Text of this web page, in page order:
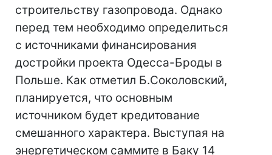
строительству газопровода. Однако
перед тем необходимо определиться
с источниками финансирования
достройки проекта Одесса-Броды в
Польше. Как отметил Б.Соколовский,
планируется, что основным
источником будет кредитование
смешанного характера. Выступая на
энергетическом саммите в Баку 14